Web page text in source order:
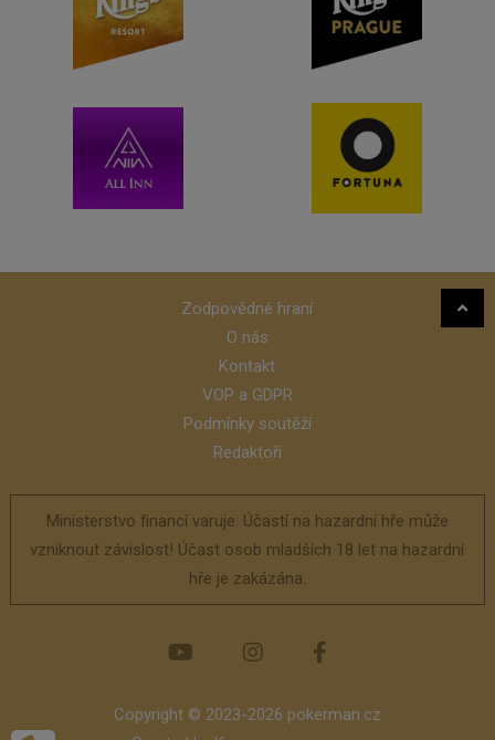
Zodpovědné hraní
O nás
Kontakt
VOP a GDPR
Podmínky soutěží
Redaktoři
Ministerstvo financí varuje: Účastí na hazardní hře může
vzniknout závislost! Účast osob mladších 18 let na hazardní
hře je zakázána.
Copyright © 2023-2026 pokerman.cz